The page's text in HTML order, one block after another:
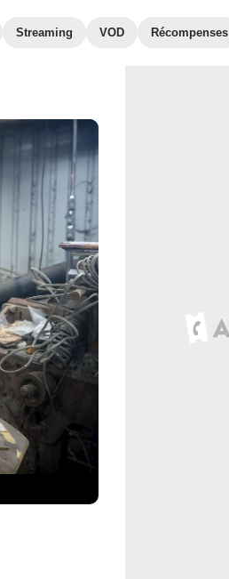
Streaming VOD Récompenses